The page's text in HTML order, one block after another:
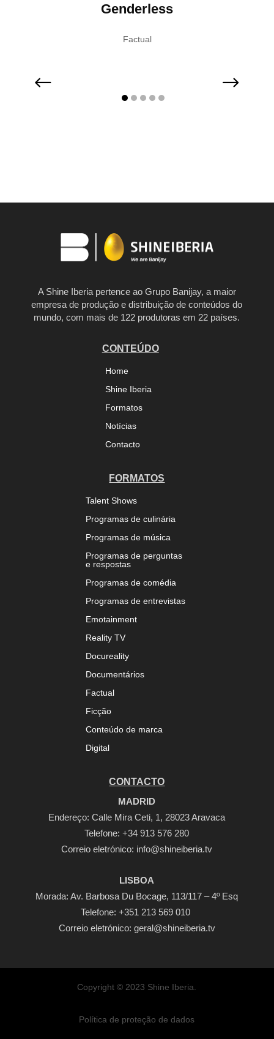
Genderless
Factual
A Shine Iberia pertence ao Grupo Banijay, a maior
empresa de produção e distribuição de conteúdos do
mundo, com mais de 122 produtoras em 22 países.
CONTEÚDO
Home
Shine Iberia
Formatos
Notícias
Contacto
FORMATOS
Talent Shows
Programas de culinária
Programas de música
Programas de perguntas
e respostas
Programas de comédia
Programas de entrevistas
Emotainment
Reality TV
Docureality
Documentários
Factual
Ficção
Conteúdo de marca
Digital
CONTACTO
MADRID
Endereço: Calle Mira Ceti, 1, 28023 Aravaca
Telefone:+34 913 576 280
Correio eletrónico: info@shineiberia.tv
LISBOA
Morada: Av. Barbosa Du Bocage, 113/117 – 4º Esq
Telefone: +351 213 569 010
Correio eletrónico: geral@shineiberia.tv
Copyright © 2023 Shine Iberia.
Política de proteção de dados